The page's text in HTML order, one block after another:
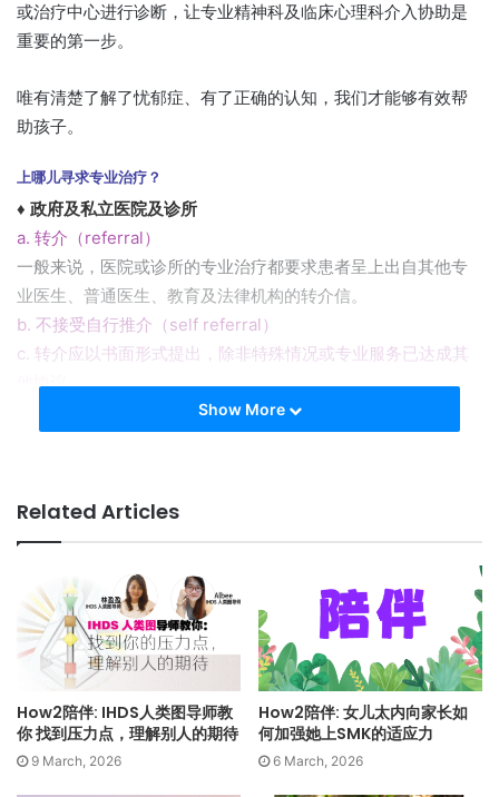
或治疗中心进行诊断，让专业精神科及临床心理科介入协助是
重要的第一步。
唯有清楚了解了忧郁症、有了正确的认知，我们才能够有效帮
助孩子。
上哪儿寻求专业治疗？
♦ 政府及私立医院及诊所
a. 转介（referral）
一般来说，医院或诊所的专业治疗都要求患者呈上出自其他专
业医生、普通医生、教育及法律机构的转介信。
b. 不接受自行推介（self referral）
c. 转介应以书面形式提出，除非特殊情况或专业服务已达成其
他协议。
d. 每家医院皆有其特定求诊程序，建议向医院联系询问。
一般来说，医院或诊所的专业治疗都要求患者呈上出自其他专
b. 接受自行推介，但必须先做预约。
各中心资料:
http://www.psychologymatters.asia/
https://www.psychiatry-malaysia.org/listcat.php?
cid=28&all=Y
Show More
Related Articles
How2陪伴: IHDS人类图导师教
你 找到压力点，理解别人的期待
9 March, 2026
How2陪伴: 女儿太内向家长如
何加强她上SMK的适应力
6 March, 2026